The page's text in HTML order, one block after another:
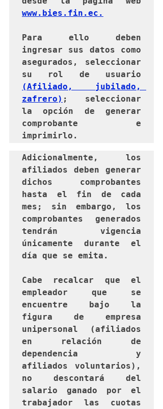
www.bies.fin.ec.
Para ello deben
ingresar sus datos como
asegurados, seleccionar
(Afiliado, jubilado,
zafrero) ; seleccionar
la opción de generar
comprobante e
imprimirlo.
Adicionalmente, los
afiliados deben generar
dichos comprobantes
hasta el fin de cada
mes; sin embargo, los
comprobantes generados
tendrán vigencia
únicamente durante el
día que se emita.
Cabe recalcar que el
empleador que se
encuentre bajo la
figura de empresa
unipersonal (afiliados
en relación de
dependencia y
afiliados voluntarios),
no descontará del
salario ganado por el
trabajador las cuotas